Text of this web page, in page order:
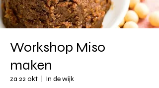
Workshop Miso
maken
za 22 okt In de wijk